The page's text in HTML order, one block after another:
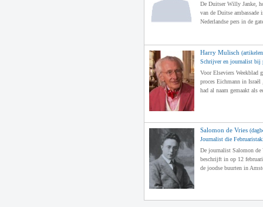
De Duitser Willy Janke,
van de Duitse ambassade
Nederlandse pers in de
Harry Mulisch
Schrijver en journalist bij
Voor Elseviers Weekblad
proces Eichmann in
had al naam gemaakt als
Salomon de Vries
Journalist die
De journalist Salomon de
beschrijft in op 12
de joodse buurten in